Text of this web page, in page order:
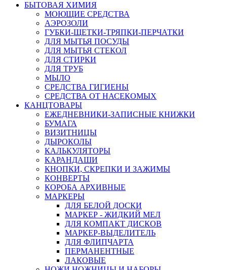
БЫТОВАЯ ХИМИЯ
МОЮЩИЕ СРЕДСТВА
АЭРОЗОЛИ
ГУБКИ-ЩЕТКИ-ТРЯПКИ-ПЕРЧАТКИ
ДЛЯ МЫТЬЯ ПОСУДЫ
ДЛЯ МЫТЬЯ СТЕКОЛ
ДЛЯ СТИРКИ
ДЛЯ ТРУБ
МЫЛО
СРЕДСТВА ГИГИЕНЫ
СРЕДСТВА ОТ НАСЕКОМЫХ
КАНЦТОВАРЫ
ЕЖЕДНЕВНИКИ-ЗАПИСНЫЕ КНИЖКИ
БУМАГА
ВИЗИТНИЦЫ
ДЫРОКОЛЫ
КАЛЬКУЛЯТОРЫ
КАРАНДАШИ
КНОПКИ, СКРЕПКИ И ЗАЖИМЫ
КОНВЕРТЫ
КОРОБА АРХИВНЫЕ
МАРКЕРЫ
ДЛЯ БЕЛОЙ ДОСКИ
МАРКЕР - ЖИДКИЙ МЕЛ
ДЛЯ КОМПАКТ ДИСКОВ
МАРКЕР-ВЫДЕЛИТЕЛЬ
ДЛЯ ФЛИПЧАРТА
ПЕРМАНЕНТНЫЕ
ЛАКОВЫЕ